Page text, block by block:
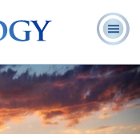
Häufig gestellte
Fragen
Bücher